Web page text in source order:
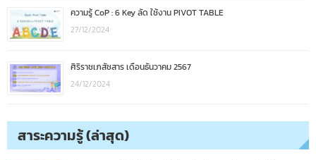
ความรู้ CoP : 6 Key ลัด ใช้งาน PIVOT TABLE
27/12/2024
ศิริราชเภสัชสาร เดือนธันวาคม 2567
24/12/2024
สาระความรู้ (ล่าสุด)